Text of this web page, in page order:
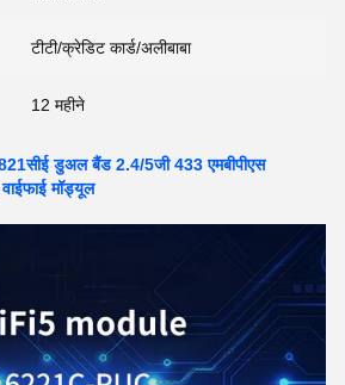
टीटी/क्रेडिट कार्ड/अलीबाबा
12 महीने
डुअल बैंड 2.4/5जी 433 एमबीपीएस
मॉड्यूल